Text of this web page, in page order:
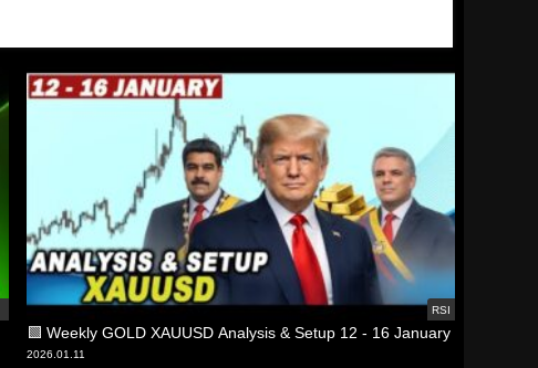
RSI
🟩 Weekly GOLD XAUUSD Analysis & Setup 12 - 16 January
2026.01.11